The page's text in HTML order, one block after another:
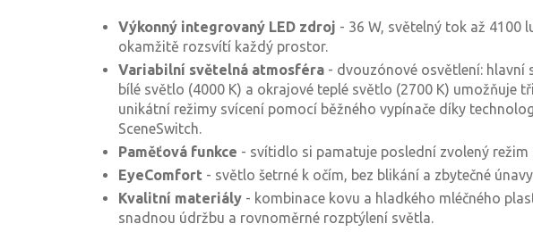
Výkonný integrovaný LED zdroj - 36 W, světelný tok až 4100
okamžitě rozsvítí každý prostor.
Variabilní světelná atmosféra - dvouzónové osvětlení: hlavní
bílé světlo (4000 K) a okrajové teplé světlo (2700 K) umožňuje tři
unikátní režimy svícení pomocí běžného vypínače díky
SceneSwitch.
Paměťová funkce - svítidlo si pamatuje poslední zvolený režim
EyeComfort - světlo šetrné k očím, bez blikání a zbytečné
Kvalitní materiály - kombinace kovu a hladkého mléčného
snadnou údržbu a rovnoměrné rozptýlení světla.